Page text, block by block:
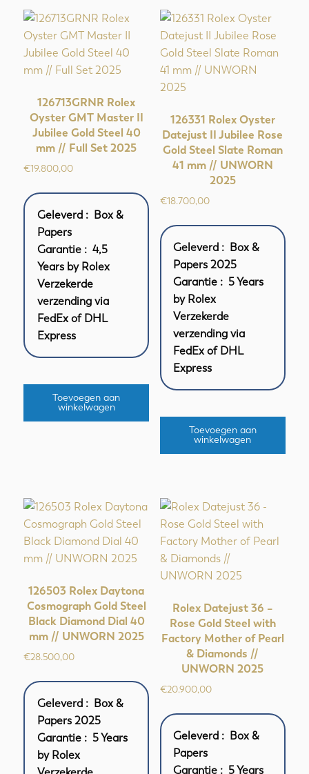
126713GRNR Rolex
Oyster GMT Master II
Jubilee Gold Steel 40
mm // Full Set 2025
€19.800,00
Geleverd : Box &
Papers
Garantie : 4,5
Years by Rolex
Verzekerde
verzending via
FedEx of DHL
Express
Toevoegen aan
winkelwagen
126331 Rolex Oyster
Datejust II Jubilee Rose
Gold Steel Slate Roman
41 mm // UNWORN
2025
€18.700,00
Geleverd : Box &
Papers 2025
Garantie : 5 Years
by Rolex
Verzekerde
verzending via
FedEx of DHL
Express
Toevoegen aan
winkelwagen
126503 Rolex Daytona
Cosmograph Gold Steel
Black Diamond Dial 40
mm // UNWORN 2025
€28.500,00
Geleverd : Box &
Papers 2025
Garantie : 5 Years
by Rolex
Rolex Datejust 36 –
Rose Gold Steel with
Factory Mother of Pearl
& Diamonds //
UNWORN 2025
€20.900,00
Geleverd : Box &
Papers
Garantie : 5 Years